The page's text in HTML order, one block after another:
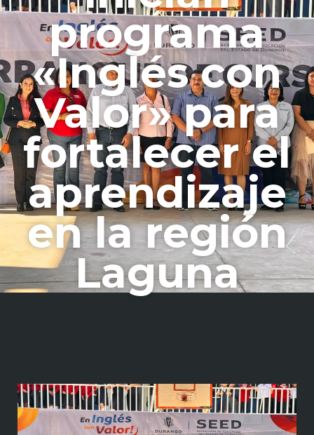
programa
«Inglés con
Valor» para
fortalecer el
aprendizaje
en la región
Laguna